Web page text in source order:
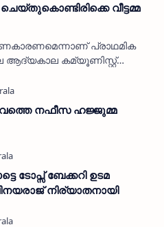
വീട്ടമ്മ
പ്രാഥമിക
ആദ്യകാല കമ്യൂണിസ്റ്റ്
നഫീസ ഹജ്ജുമ്മ
ടോപ്സ് ബേക്കറി ഉടമ
നിര്യാതനായി